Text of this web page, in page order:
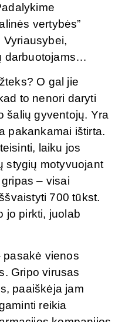
vertybės”
darbuotojams…
O gal jie
to nenori daryti
šalių gyventojų. Yra
pakankamai ištirta.
laiku jos
stygių motyvuojant
– visai
700 tūkst.
jo pirkti, juolab
pasakė vienos
Gripo virusas
paaiškėja jam
reikia